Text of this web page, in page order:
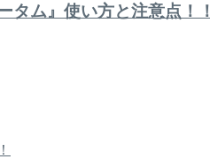
タム』使い方と注意点！！